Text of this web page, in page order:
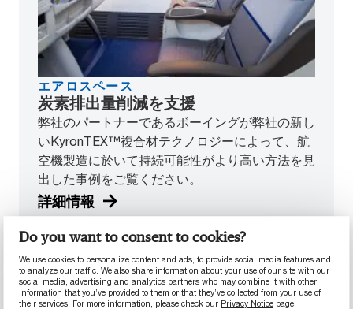
Do you want to consent to cookies?
We use cookies to personalize content and ads, to provide social media features and
to analyze our traffic. We also share information about your use of our site with our
social media, advertising and analytics partners who may combine it with other
information that you’ve provided to them or that they’ve collected from your use of
their services. For more information, please check our Privacy Notice page.
エアロスペース
炭素排出量削減を支援
弊社のパートナーであるボーイングが弊社の新し
いKyronTEX™複合材テクノロジーによって、航
空機製造に於いて持続可能性がより高い方法を見
出した事例をご覧ください。
詳細情報